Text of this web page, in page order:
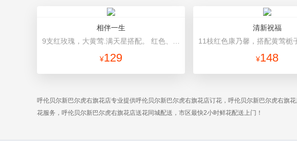
相伴一生
¥129
清新祝福
¥148
呼伦贝尔新巴尔虎右旗花店专业提供呼伦贝尔新巴尔虎右旗花店订花，呼伦贝尔新巴尔虎右
花服务，呼伦贝尔新巴尔虎右旗花店送花同城配送，市区最快2小时鲜花配送上门！